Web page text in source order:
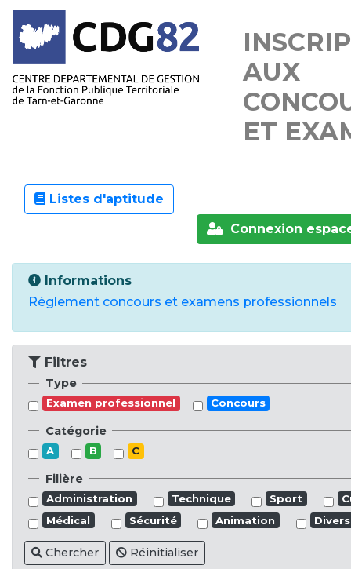
AUX
ET
Listes d'aptitude
Connexion
Informations
Règlement concours et examens professionnels
Filtres
Type
Examen professionnel Concours
Catégorie
A B C
Filière
Administration Technique Sport
Médical
Sécurité Animation Divers
Chercher Réinitialiser